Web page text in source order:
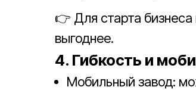
👉 Для старта
выгоднее.
4. Гибкость и
Мобильный завод: